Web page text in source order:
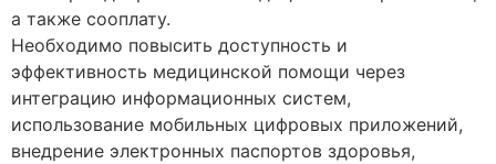
а также сооплату.
Необходимо повысить доступность и
эффективность медицинской помощи через
интеграцию информационных систем,
использование мобильных цифровых приложений,
внедрение электронных паспортов здоровья,